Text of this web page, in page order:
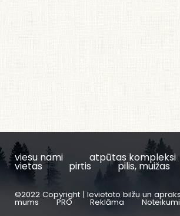
viesu nami atpūtas kompleksi
vietas pirtis pilis, muižas
©2022 Copyright | Ievietoto bilžu un
mums PRO Reklāma Noteikumi